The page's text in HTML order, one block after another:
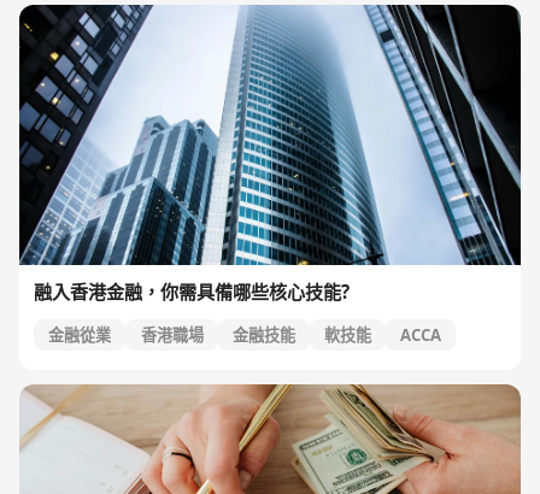
融入香港金融，你需具備哪些核心技能?
金融從業 香港職場 金融技能 軟技能 ACCA